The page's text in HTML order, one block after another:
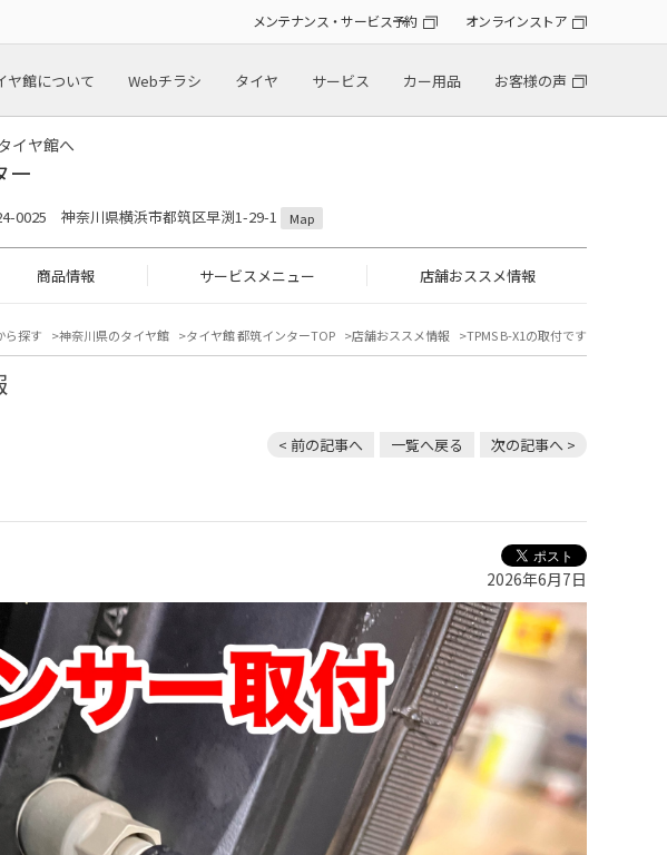
メンテナンス・サービス予約 オンラインストア
ヤ館について Webチラシ タイヤ サービス カー用品 お客様の声
イヤ館へ
ー
0025 神奈川県横浜市都筑区早渕1-29-1 Map
商品情報 サービスメニュー 店舗おススメ情報
ら探す 神奈川県のタイヤ館 タイヤ館 都筑インターTOP 店舗おススメ情報 TPMS B-X1の取付です
< 前の記事へ 一覧へ戻る 次の記事へ >
2026年6月7日